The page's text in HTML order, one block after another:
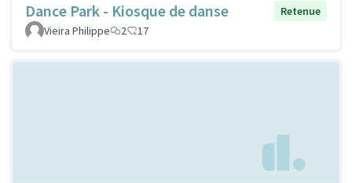
Dance Park - Kiosque de danse
Retenue
Vieira Philippe
2 17